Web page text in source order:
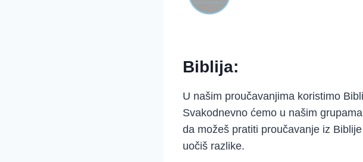
Biblija:
U našim proučavanjima koristimo
Svakodnevno ćemo u našim
da možeš pratiti proučavanje iz
uočiš razlike.